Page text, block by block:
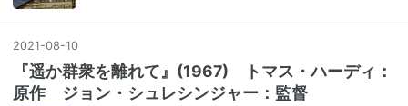
2021-08-10
『遥か群衆を離れて』(1967) トマス・ハーディ：
原作 ジョン・シュレシンジャー：監督